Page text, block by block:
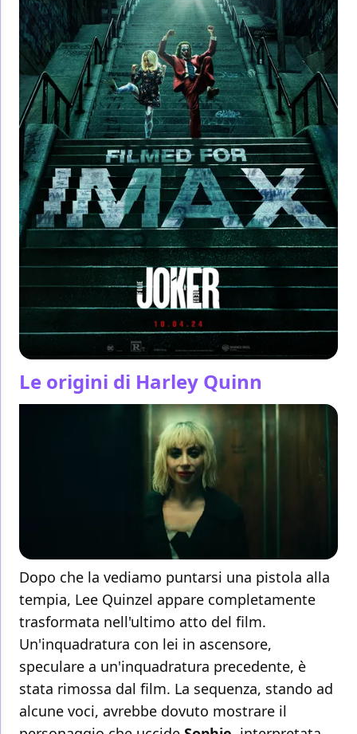
Le origini di Harley Quinn
Dopo che la vediamo puntarsi una pistola alla
tempia, Lee Quinzel appare completamente
trasformata nell'ultimo atto del film.
Un'inquadratura con lei in ascensore,
speculare a un'inquadratura precedente, è
stata rimossa dal film. La sequenza, stando ad
alcune voci, avrebbe dovuto mostrare il